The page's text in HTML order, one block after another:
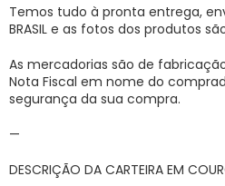
Temos tudo à pronta entrega,
BRASIL e as fotos dos produtos são
As mercadorias são de
Nota Fiscal em nome do
segurança da sua compra.
—
DESCRIÇÃO DA CARTEIRA EM